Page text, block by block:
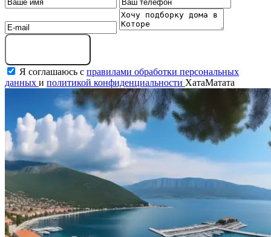
Я соглашаюсь с правилами обработки персональных
данных и политикой конфиденциальности ХатаМатата